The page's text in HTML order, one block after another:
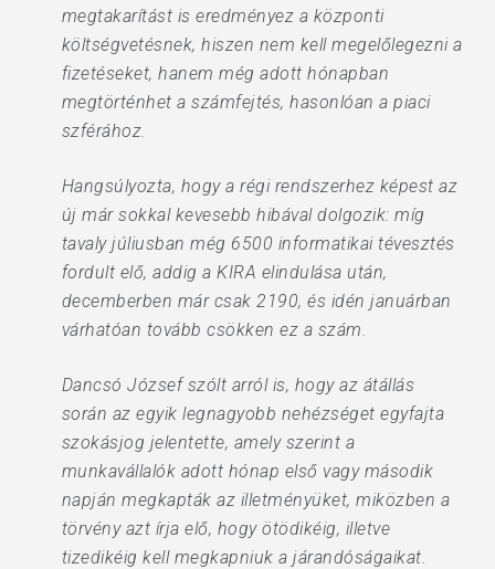
megtakarítást is eredményez a központi
költségvetésnek, hiszen nem kell megelőlegezni a
fizetéseket, hanem még adott hónapban
megtörténhet a számfejtés, hasonlóan a piaci
szférához.
Hangsúlyozta, hogy a régi rendszerhez képest az
új már sokkal kevesebb hibával dolgozik: míg
tavaly júliusban még 6500 informatikai tévesztés
fordult elő, addig a KIRA elindulása után,
decemberben már csak 2190, és idén januárban
várhatóan tovább csökken ez a szám.
Dancsó József szólt arról is, hogy az átállás
során az egyik legnagyobb nehézséget egyfajta
szokásjog jelentette, amely szerint a
munkavállalók adott hónap első vagy második
napján megkapták az illetményüket, miközben a
törvény azt írja elő, hogy ötödikéig, illetve
tizedikéig kell megkapniuk a járandóságaikat.